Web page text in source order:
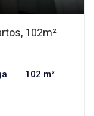
102m²
102 m²